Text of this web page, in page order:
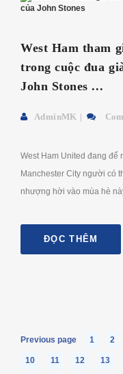
West Ham tham
trong cuộc đua
John Stones ...
AdminMK
West Ham United đang để
Manchester City người có
nhượng hời vào mùa hè
ĐỌC THÊM
Previous page 1 2
10 11 12 13